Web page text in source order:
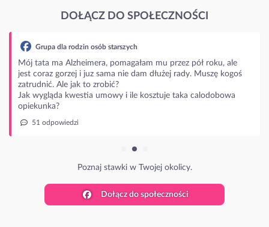
DOŁĄCZ DO SPOŁECZNOŚCI
Grupa dla rodzin osób starszych
Mój tata ma Alzheimera, pomagałam mu przez pół roku, ale
jest coraz gorzej i juz sama nie dam dłużej rady. Muszę kogoś
zatrudnić. Ale jak to zrobić?
Jak wygląda kwestia umowy i ile kosztuje taka calodobowa
opiekunka?
51 odpowiedzi
Poznaj stawki w Twojej okolicy.
Dołącz do społeczności